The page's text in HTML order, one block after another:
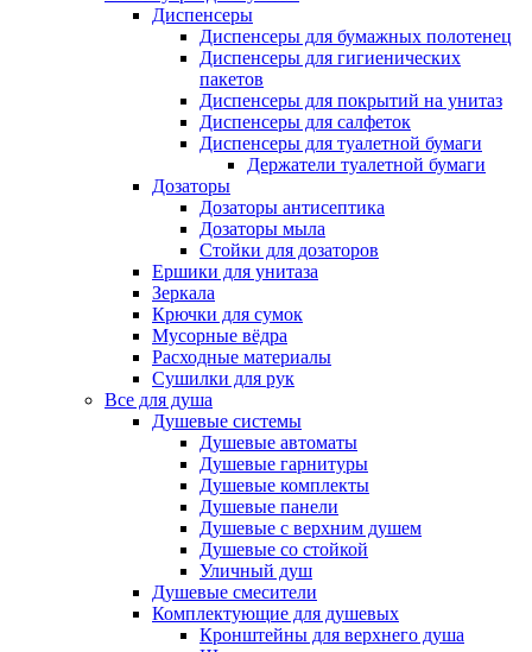
Диспенсеры
Диспенсеры для бумажных полотенец
Диспенсеры для гигиенических
пакетов
Диспенсеры для покрытий на унитаз
Диспенсеры для салфеток
Диспенсеры для туалетной бумаги
Держатели туалетной бумаги
Дозаторы
Дозаторы антисептика
Дозаторы мыла
Стойки для дозаторов
Ершики для унитаза
Зеркала
Крючки для сумок
Мусорные вёдра
Расходные материалы
Сушилки для рук
Все для душа
Душевые системы
Душевые автоматы
Душевые гарнитуры
Душевые комплекты
Душевые панели
Душевые с верхним душем
Душевые со стойкой
Уличный душ
Душевые смесители
Комплектующие для душевых
Кронштейны для верхнего душа